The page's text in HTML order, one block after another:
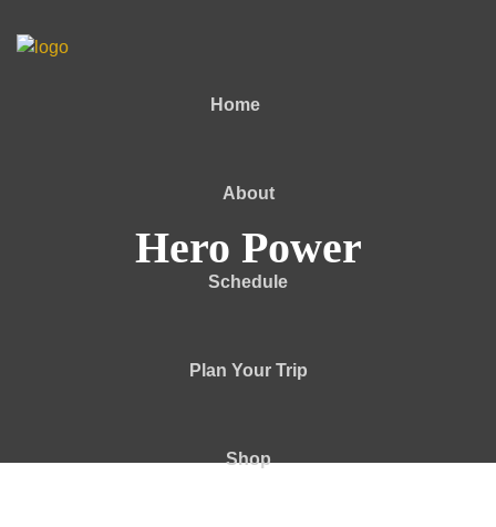
Home
About
Schedule
Plan Your Trip
Shop
Hero Power